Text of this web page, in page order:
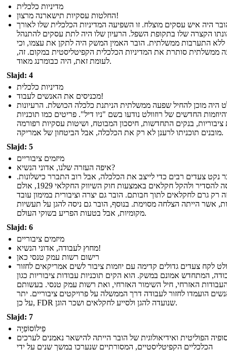
מדיניות כלכלית
החלטות עסקיות תישארנה מרצון!
היה איש עסקים מוצלח. זו השפיעה המדיניות הכלכלית שלו לאורך
הקצרה שלו בתקופת השפל. הרעיון שלו היה לתת עסקים להתנהל
ללא התערבות ממשלתית. הובר האמין המשק היה לתקן את עצמו, וכי
ממשלתית סותרת את המדיניות הכלכלית הקפיטליסטית במקום. זה,
לעומת זאת, היה כבומרנג מאוד.
Slajd: 4
מדיניות כלכלית
מכניסים את האנשים לעבוד!
היה מוכן להחיל שפעה ממשלתית הניתנת כלכלה הכושלת. הרעיונות
החדשים של רוזוולט נודעו בשם "ניו דיל". פריטים כמו תוכניות
ציבוריות, בנקים התחדשות, חיסכון המבוטח, ושיטות עסקיות רפורמה
מובנים תוכניתו לרענן לא רק את הכלכלה, אבל הביטחון של אמריקה.
Slajd: 5
מיזמים ציבוריים
איפה העזרה שלנו, אדוני הנשיא?
נקט צעדים רבים כדי לייצב את הכלכלה, אבל רוב התברר כישלונות.
הוא ניסה להסדיר ולהקל חקלאים באמצעות חוק השיווק החקלאי 1929, אולם
רק גרם לחקלאים לתוך חבותם. הובר גם יצרה וציבורית במימון עובד
אשר הייתה הצלחה מסוימת. בנוסף, הובר גם ניסה להגן על תעשיות
מקומיות, אבל בטעות הפריע בשוקי העולם.
Slajd: 6
מיזמים ציבוריים
מחוץ לעבודה, אדוני הנשיא!
רישום רשות עמק טנסי כאן
לקח צעדים גדולים קדימה עם יוזמות ציבור לשים אמריקאים לחזור
המתחדש אמונם במשק. הוא הקים תוכניות עבודות ציבוריות כגון
האזרחי, חיל השימור האזרחי, ואת רשות עמק טנסי. בעשותם
הועמדו לחזור לעבודה דרך הממשלה על פרויקטים ציבוריים. יתר
על כן, FDR שנועדה להגן ולסייע לחקלאים ושכר הוגן.
Slajd: 7
פִילוֹסוֹפִיָה
הפוליטית ואידיאולוגית של הובר הייתה להישאר נאמנים לערכים
הכלכליים הקפיטליסטיים, המסורתיים שנערכו במשך שנים על ידי